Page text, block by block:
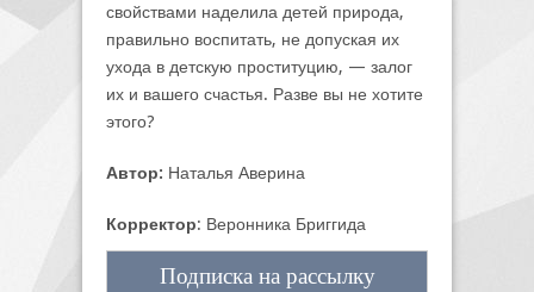
свойствами наделила детей природа,
правильно воспитать, не допуская их
ухода в детскую проституцию, — залог
их и вашего счастья. Разве вы не хотите
этого?
Автор: Наталья Аверина
Корректор: Веронника Бриггида